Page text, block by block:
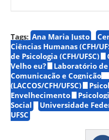
Tags: Ana Maria Justo
Ciências Humanas (CFH/
de Psicologia (CFH/UFSC)
Velho eu?
Laboratório de
Comunicação e Cognição
(LACCOS/CFH/UFSC)
Envelhecimento
Social
Universidade
UFSC